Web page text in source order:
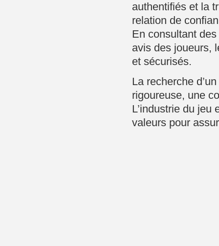
authentifiés et la
relation de
En consultant
avis des joueurs,
et sécurisés.
La recherche
rigoureuse, une
L’industrie du jeu
valeurs pour